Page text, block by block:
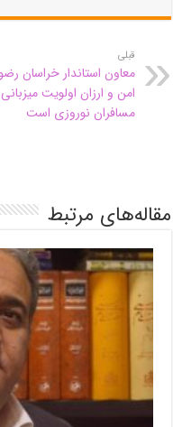
قبلی
معاون استاندار خراسان
امن و ارزان اولویت میزبانی
مسافران نوروزی است
مقاله‌های مرتبط